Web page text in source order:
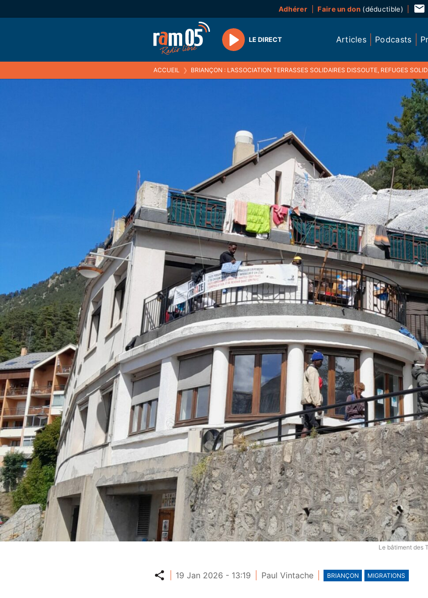
Adhérer Faire un don(déductible)
Play
LE DIRECT Articles Podcasts
ACCUEIL ❯ BRIANÇON : L’ASSOCIATION TERRASSES SOLIDAIRES DISSOUTE, REFUGES SOLIDAIRES PREND LE RELAIS
Le bâtiment des
Partager
19 Jan 2026 - 13:19 Paul Vintache BRIANÇON MIGRATIONS